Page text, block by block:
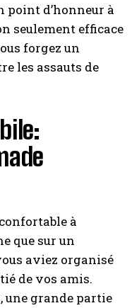
point d’honneur à
seulement efficace
forgez un
les assauts de
à
que sur un
aviez organisé
de vos amis.
une grande partie